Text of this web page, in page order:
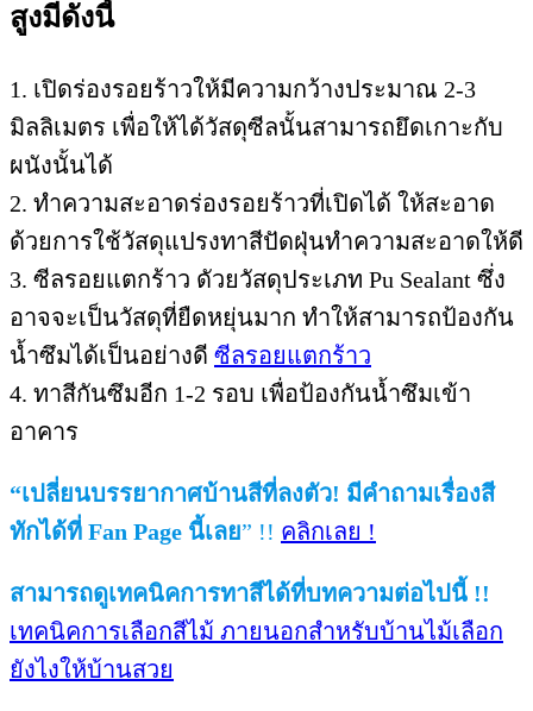
สูงมีดังนี้
1. เปิดร่องรอยร้าวให้มีความกว้างประมาณ 2-3
มิลลิเมตร เพื่อให้ได้วัสดุซีลนั้นสามารถยึดเกาะกับ
ผนังนั้นได้
2. ทำความสะอาดร่องรอยร้าวที่เปิดได้ ให้สะอาด
ด้วยการใช้วัสดุแปรงทาสีปัดฝุ่นทำความสะอาดให้ดี
3. ซีลรอยแตกร้าว ดัวยวัสดุประเภท Pu Sealant ซึ่ง
อาจจะเป็นวัสดุที่ยืดหยุ่นมาก ทำให้สามารถป้องกัน
น้ำซึมได้เป็นอย่างดี ซีลรอยแตกร้าว
4. ทาสีกันซึมอีก 1-2 รอบ เพื่อป้องกันน้ำซึมเข้า
อาคาร
“เปลี่ยนบรรยากาศบ้านสีที่ลงตัว! มีคำถามเรื่องสี
ทักได้ที่ Fan Page นี้เลย” !! คลิกเลย !
สามารถดูเทคนิคการทาสีได้ที่บทความต่อไปนี้ !!
เทคนิคการเลือกสีไม้ ภายนอกสำหรับบ้านไม้เลือก
ยังไงให้บ้านสวย